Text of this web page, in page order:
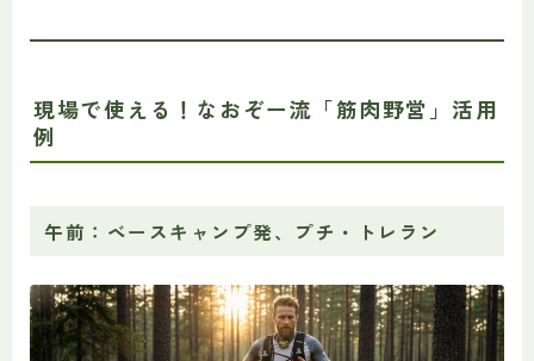
現場で使える！なおぞー流「筋肉野営」活用
例
午前：ベースキャンプ発、プチ・トレラン